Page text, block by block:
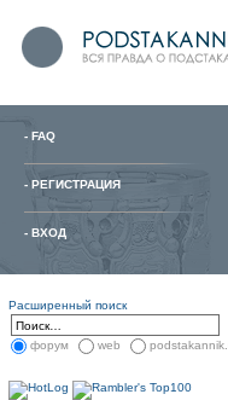
- FAQ
- РЕГИСТРАЦИЯ
- ВХОД
Расширенный поиск
форум web